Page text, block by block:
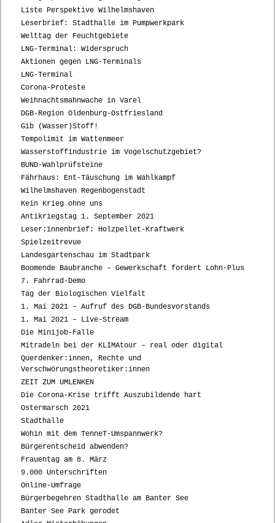
Liste Perspektive Wilhelmshaven
Leserbrief: Stadthalle im Pumpwerkpark
Welttag der Feuchtgebiete
LNG-Terminal: Widerspruch
Aktionen gegen LNG-Terminals
LNG-Terminal
Corona-Proteste
Weihnachtsmahnwache in Varel
DGB-Region Oldenburg-Ostfriesland
Gib (Wasser)Stoff!
Tempolimit im Wattenmeer
Wasserstoffindustrie im Vogelschutzgebiet?
BUND-Wahlprüfsteine
Fährhaus: Ent-Täuschung im Wahlkampf
Wilhelmshaven Regenbogenstadt
Kein Krieg ohne uns
Antikriegstag 1. September 2021
Leser:innenbrief: Holzpellet-Kraftwerk
Spielzeitrevue
Landesgartenschau im Stadtpark
Boomende Baubranche – Gewerkschaft fordert Lohn-Plus
7. Fahrrad-Demo
Tag der Biologischen Vielfalt
1. Mai 2021 – Aufruf des DGB-Bundesvorstands
1. Mai 2021 – Live-Stream
Die Minijob-Falle
Mitradeln bei der KLIMAtour – real oder digital
Querdenker:innen, Rechte und
Verschwörungstheoretiker:innen
ZEIT ZUM UMLENKEN
Die Corona-Krise trifft Auszubildende hart
Ostermarsch 2021
Stadthalle
Wohin mit dem TenneT-Umspannwerk?
Bürgerentscheid abwenden?
Frauentag am 8. März
9.000 Unterschriften
Online-Umfrage
Bürgerbegehren Stadthalle am Banter See
Banter See Park gerodet